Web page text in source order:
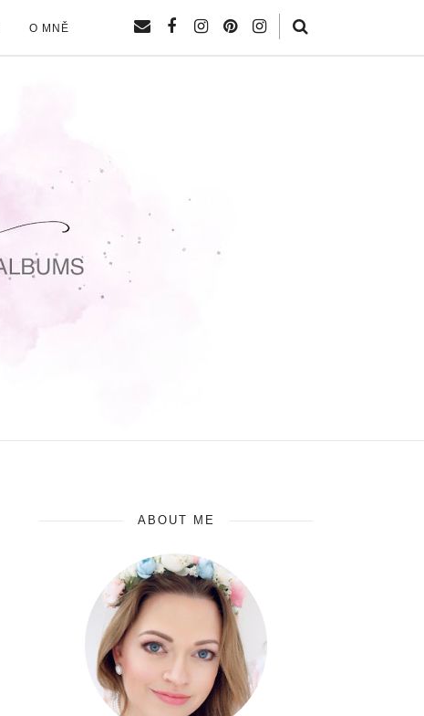
O MNĚ
ABOUT ME